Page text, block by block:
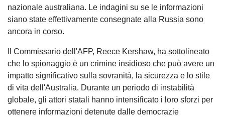
nazionale australiana. Le indagini su se le informazioni
siano state effettivamente consegnate alla Russia sono
ancora in corso.
Il Commissario dell'AFP, Reece Kershaw, ha sottolineato
che lo spionaggio è un crimine insidioso che può avere un
impatto significativo sulla sovranità, la sicurezza e lo stile
di vita dell'Australia. Durante un periodo di instabilità
globale, gli attori statali hanno intensificato i loro sforzi per
ottenere informazioni detenute dalle democrazie